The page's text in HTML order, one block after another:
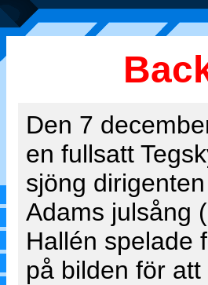
Den 7
en fullsatt
sjöng
Adams julsång
Hallén spelade
på bilden för